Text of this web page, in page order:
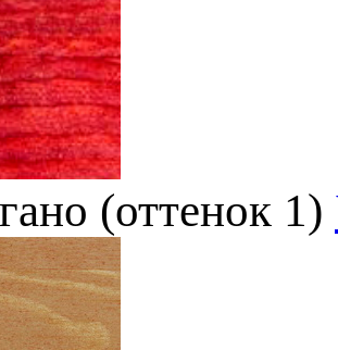
(оттенок 1)